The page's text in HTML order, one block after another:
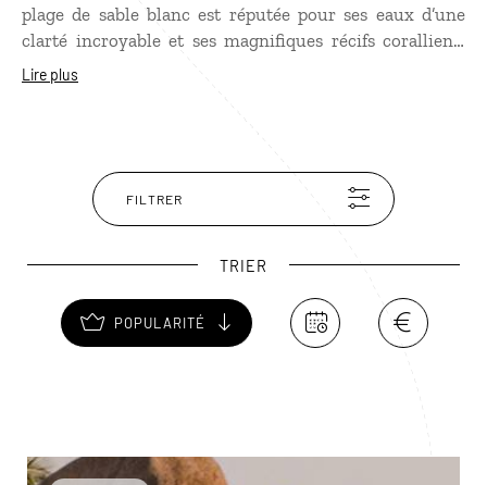
plage de sable blanc est réputée pour ses eaux d’une
clarté incroyable et ses magnifiques récifs coralliens.
Un lieu qui ravira les amateurs de snorkeling et de
Lire plus
FILTRER
TRIER
POPULARITÉ